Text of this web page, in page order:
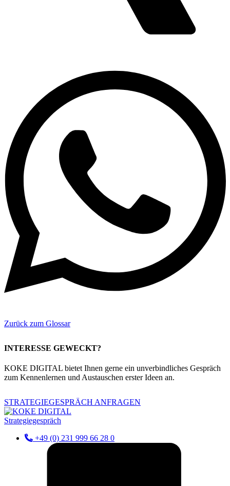
Zurück zum Glossar
INTERESSE GEWECKT?
KOKE DIGITAL bietet Ihnen gerne ein unverbindliches Gespräch
zum Kennenlernen und Austauschen erster Ideen an.
STRATEGIEGESPRÄCH ANFRAGEN
Strategiegespräch
+49 (0) 231 999 66 28 0